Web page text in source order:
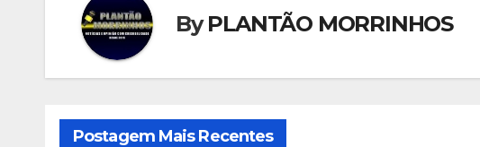
ByPLANTÃO MORRINHOS
Postagem Mais Recentes